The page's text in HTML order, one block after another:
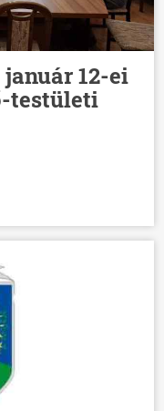
12-ei
testületi